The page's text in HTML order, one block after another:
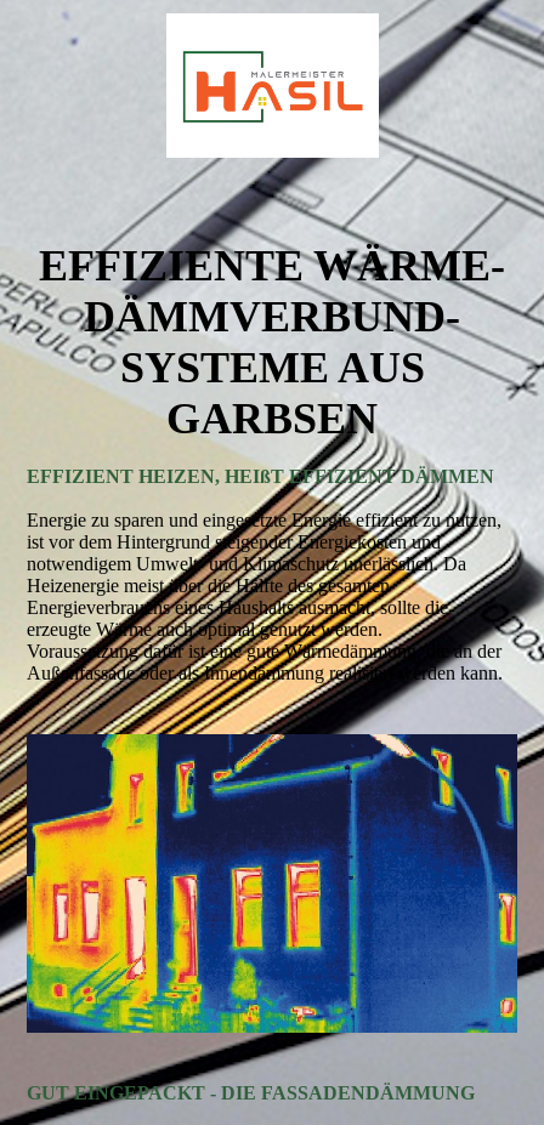
EFFIZIENTE WÄRME­
DÄMM­VERBUND­
SYSTEME AUS
GARBSEN
EFFIZIENT HEIZEN, HEIßT EFFIZIENT DÄMMEN
Energie zu sparen und eingesetzte Energie effizient zu nutzen,
ist vor dem Hintergrund steigender Energiekosten und
notwendigem Umwelt- und Klimaschutz unerlässlich. Da
Heizenergie meist über die Hälfte des gesamten
Energieverbrauchs eines Haushalts ausmacht, sollte die
erzeugte Wärme auch optimal genutzt werden.
Voraussetzung dafür ist eine gute Wärmedämmung, die an der
Außenfassade oder als Innendämmung realisiert werden kann.
GUT EINGEPACKT - DIE FASSADENDÄMMUNG